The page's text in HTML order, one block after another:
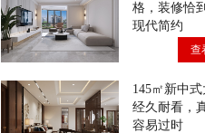
格，装修恰
现代简约
查
145㎡新中
经久耐看，
容易过时